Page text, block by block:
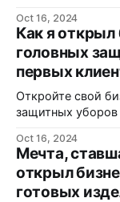
Oct 16, 2024
Как я открыл
головных
первых
Откройте свой
защитных
Oct 16, 2024
Мечта,
открыл
готовых